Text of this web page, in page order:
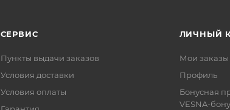
СЕРВИС
Пункты выдачи заказов
Условия доставки
Условия оплаты
ЛИЧНЫЙ
Мои заказы
Профиль
Бонусная
VESNA-